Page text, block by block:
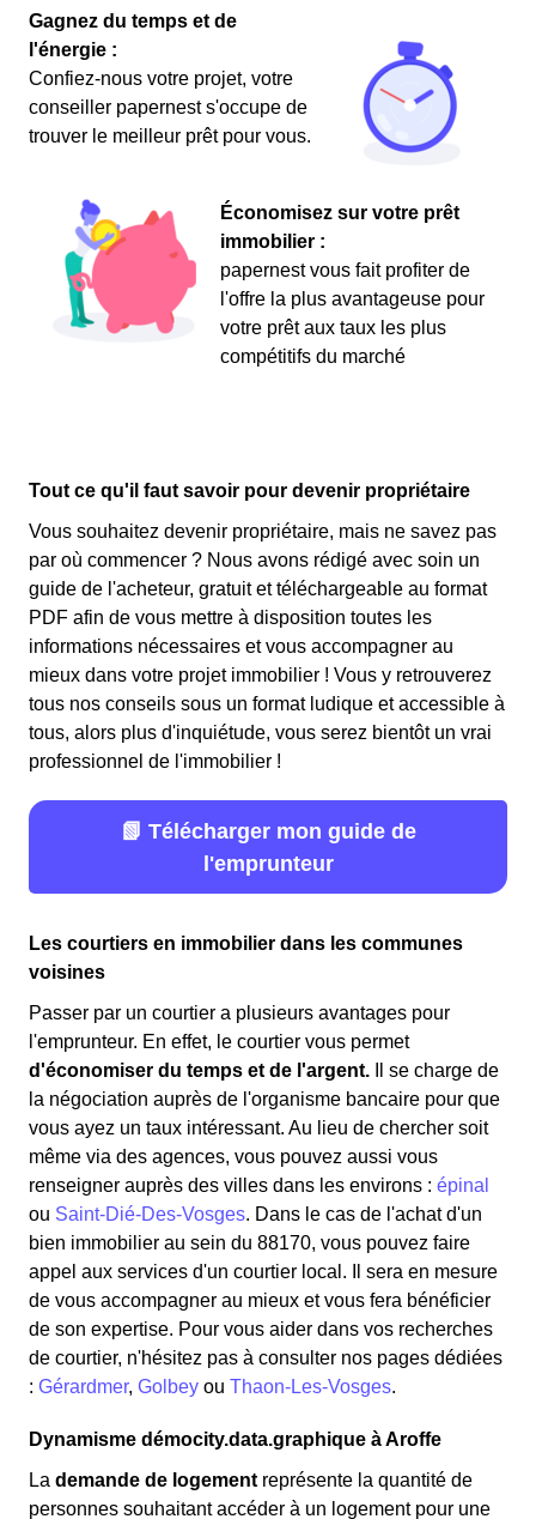
Gagnez du temps et de
l'énergie :
Confiez-nous votre projet, votre
conseiller papernest s'occupe de
trouver le meilleur prêt pour vous.
Économisez sur votre prêt
immobilier :
papernest vous fait profiter de
l'offre la plus avantageuse pour
votre prêt aux taux les plus
compétitifs du marché
Tout ce qu'il faut savoir pour devenir propriétaire
Vous souhaitez devenir propriétaire, mais ne savez pas
par où commencer ? Nous avons rédigé avec soin un
guide de l'acheteur, gratuit et téléchargeable au format
PDF afin de vous mettre à disposition toutes les
informations nécessaires et vous accompagner au
mieux dans votre projet immobilier ! Vous y retrouverez
tous nos conseils sous un format ludique et accessible à
tous, alors plus d'inquiétude, vous serez bientôt un vrai
professionnel de l'immobilier !
📗 Télécharger mon guide de
l'emprunteur
Les courtiers en immobilier dans les communes
voisines
Passer par un courtier a plusieurs avantages pour
l'emprunteur. En effet, le courtier vous permet
d'économiser du temps et de l'argent.
Il se charge de
la négociation auprès de l'organisme bancaire pour que
vous ayez un taux intéressant. Au lieu de chercher soit
même via des agences, vous pouvez aussi vous
renseigner auprès des villes dans les environs : épinal
ou Saint-Dié-Des-Vosges. Dans le cas de l'achat d'un
bien immobilier au sein du 88170, vous pouvez faire
appel aux services d'un courtier local. Il sera en mesure
de vous accompagner au mieux et vous fera bénéficier
de son expertise. Pour vous aider dans vos recherches
de courtier, n'hésitez pas à consulter nos pages dédiées
: Gérardmer, Golbey ou Thaon-Les-Vosges.
Dynamisme démocity.data.graphique à Aroffe
La demande de logement représente la quantité de
personnes souhaitant accéder à un logement pour une